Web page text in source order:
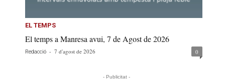
EL TEMPS
El temps a Manresa avui, 7 de Agost de 2026
Redacció - 7 d'agost de 2026 0
- Publicitat -